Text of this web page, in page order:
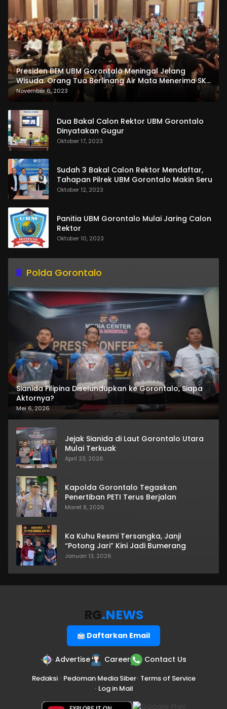
Presiden BEM UBM Gorontalo Meningal Jelang
Wisuda. Orang Tua Berlinang Air Mata Menerima SKL
dan Pemasangan Salempang
November 6, 2023
Dua Bakal Calon Rektor UBM Gorontalo
Dinyatakan Gugur
Oktober 17, 2023
Sudah 3 Bakal Calon Rektor Mendaftar,
Tahapan Pilrek UBM Gorontalo Makin Seru
Oktober 12, 2023
Panitia UBM Gorontalo Mulai Jaring Calon
Rektor
Oktober 10, 2023
Polda Gorontalo
Sianida Filipina Diselundupkan ke Gorontalo, Siapa
Aktornya?
Mei 6, 2026
Jejak Sianida di Laut Gorontalo Utara
Mulai Terkuak
April 23, 2026
Kapolda Gorontalo Tegaskan
Penertiban PETI Terus Berjalan
Maret 8, 2026
Ka Kuhu Resmi Tersangka, Janji
“Potong Jari” Kini Jadi Bumerang
Januari 13, 2026
RG.NEWS
Daftarkan Email
Advertise Career Contact Us
Redaksi• Pedoman Media Siber• Terms of Service
• Log in Mail